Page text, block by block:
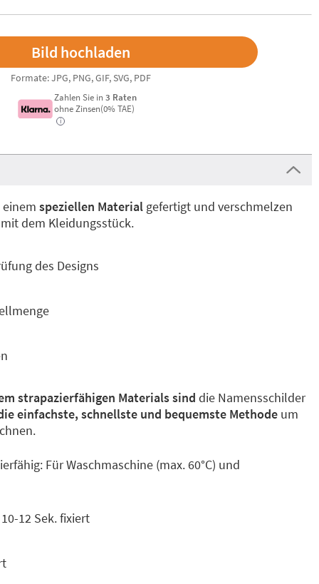
Formate: JPG, PNG, GIF, SVG, PDF
Zahlen Sie in3 Raten
ohne Zinsen(0% TAE)
i
speziellen Materialgefertigt und verschmelzen
dem Kleidungsstück.
des Designs
strapazierfähigen Materials sind die Namensschilder
einfachste, schnellste und bequemste Methode um
Für Waschmaschine (max. 60°C) und
12 Sek. fixiert